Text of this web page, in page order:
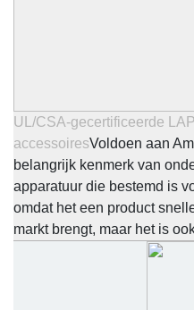
UL/CSA-gecertificeerde
accessoiresVoldoen aan
belangrijk kenmerk van
apparatuur die bestemd is
omdat het een product
markt brengt, maar het is